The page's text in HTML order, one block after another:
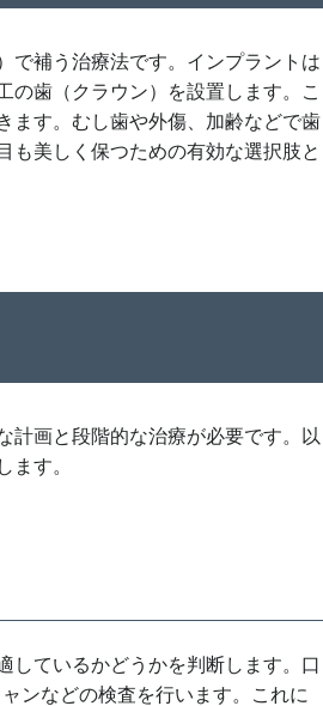
で補う治療法です。インプラントは
の歯（クラウン）を設置します。こ
ます。むし歯や外傷、加齢などで歯
も美しく保つための有効な選択肢と
計画と段階的な治療が必要です。以
ます。
しているかどうかを判断します。口
ンなどの検査を行います。これに